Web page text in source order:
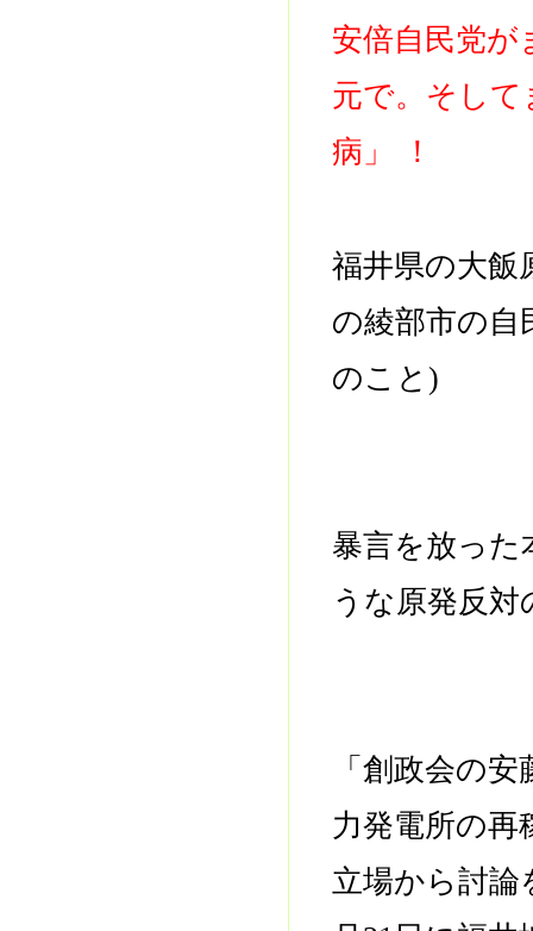
安倍自民党が
元で。そして
病」 ！
福井県の大飯
の綾部市の自
のこと)
暴言を放った
うな原発反
「創政会の
力発電所の
立場から討論